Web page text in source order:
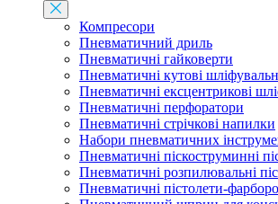
Компресори
Пневматичний дриль
Пневматичні гайковерти
Пневматичні кутові
Пневматичні ексцентрикові
Пневматичні перфоратори
Пневматичні стрічкові напилки
Набори пневматичних
Пневматичні піскоструминні
Пневматичні розпилювальні
Пневматичні пістолети-